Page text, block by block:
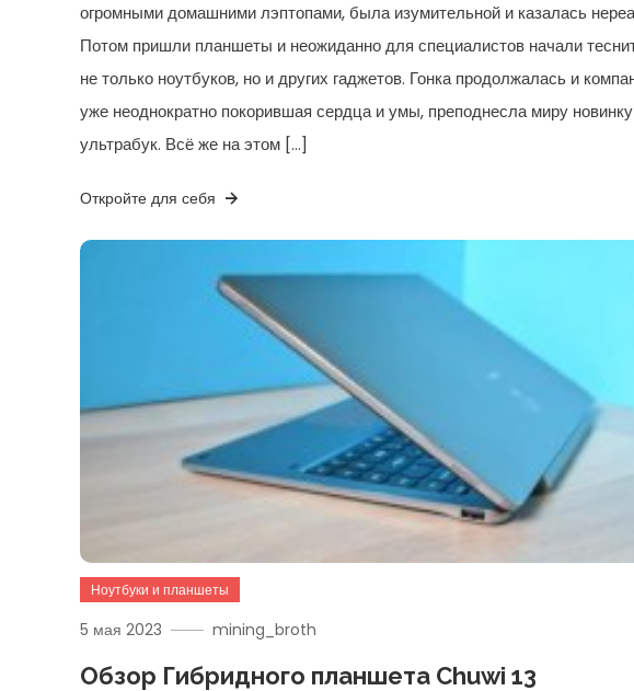
огромными домашними лэптопами, была изумительной и казалась
Потом пришли планшеты и неожиданно для специалистов начали
не только ноутбуков, но и других гаджетов. Гонка продолжалась и
уже неоднократно покорившая сердца и умы, преподнесла миру
ультрабук. Всё же на этом […]
Откройте для себя
Ноутбуки и планшеты
5 мая 2023 mining_broth
Обзор Гибридного планшета Chuwi 13